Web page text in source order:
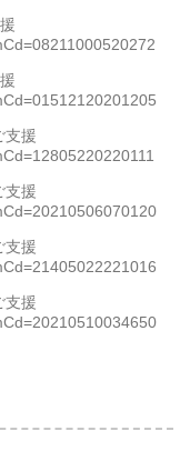
支援
支援
支援
支援